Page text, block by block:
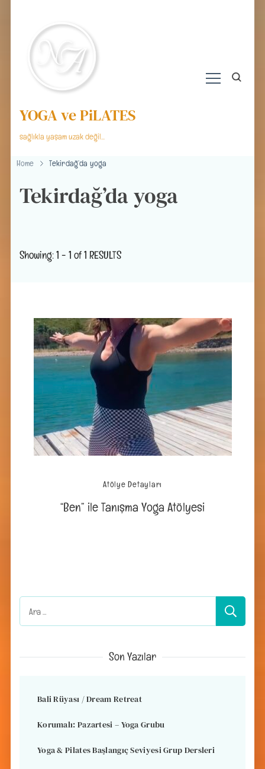
YOGA ve PiLATES
sağlıkla yaşam uzak değil…
Home Tekirdağ’da yoga
Tekirdağ’da yoga
Showing: 1 - 1 of 1 RESULTS
Atölye Detayları
“Ben” ile Tanışma Yoga Atölyesi
Arama:
Son Yazılar
Bali Rüyası / Dream Retreat
Korumalı: Pazartesi – Yoga Grubu
Yoga & Pilates Başlangıç Seviyesi Grup Dersleri